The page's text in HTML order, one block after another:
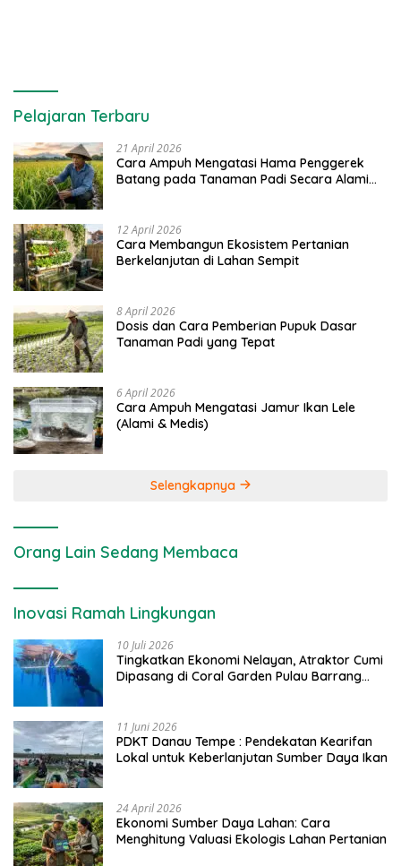
Pelajaran Terbaru
21 April 2026
Cara Ampuh Mengatasi Hama Penggerek
Batang pada Tanaman Padi Secara Alami
12 April 2026
Cara Membangun Ekosistem Pertanian
Berkelanjutan di Lahan Sempit
8 April 2026
Dosis dan Cara Pemberian Pupuk Dasar
Tanaman Padi yang Tepat
6 April 2026
Cara Ampuh Mengatasi Jamur Ikan Lele
(Alami & Medis)
Selengkapnya
Orang Lain Sedang Membaca
Inovasi Ramah Lingkungan
10 Juli 2026
Tingkatkan Ekonomi Nelayan, Atraktor Cumi
Dipasang di Coral Garden Pulau Barrang
11 Juni 2026
PDKT Danau Tempe : Pendekatan Kearifan
Lokal untuk Keberlanjutan Sumber Daya Ikan
24 April 2026
Ekonomi Sumber Daya Lahan: Cara
Menghitung Valuasi Ekologis Lahan Pertanian